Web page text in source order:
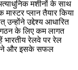
मशीनों के साथ
प्लान तैयार किया
उन्होंने उद्देश्य आधारित
के लिए कम लागत
रेलवे पर रेल
और इसके सफल